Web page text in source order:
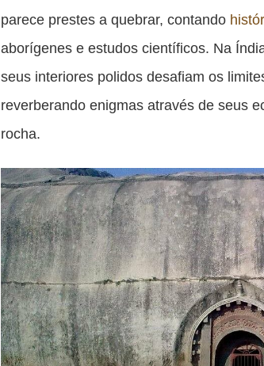
parece prestes a quebrar, contando
aborígenes e estudos científicos. Na
seus interiores polidos desafiam os
reverberando enigmas através de seus
rocha.